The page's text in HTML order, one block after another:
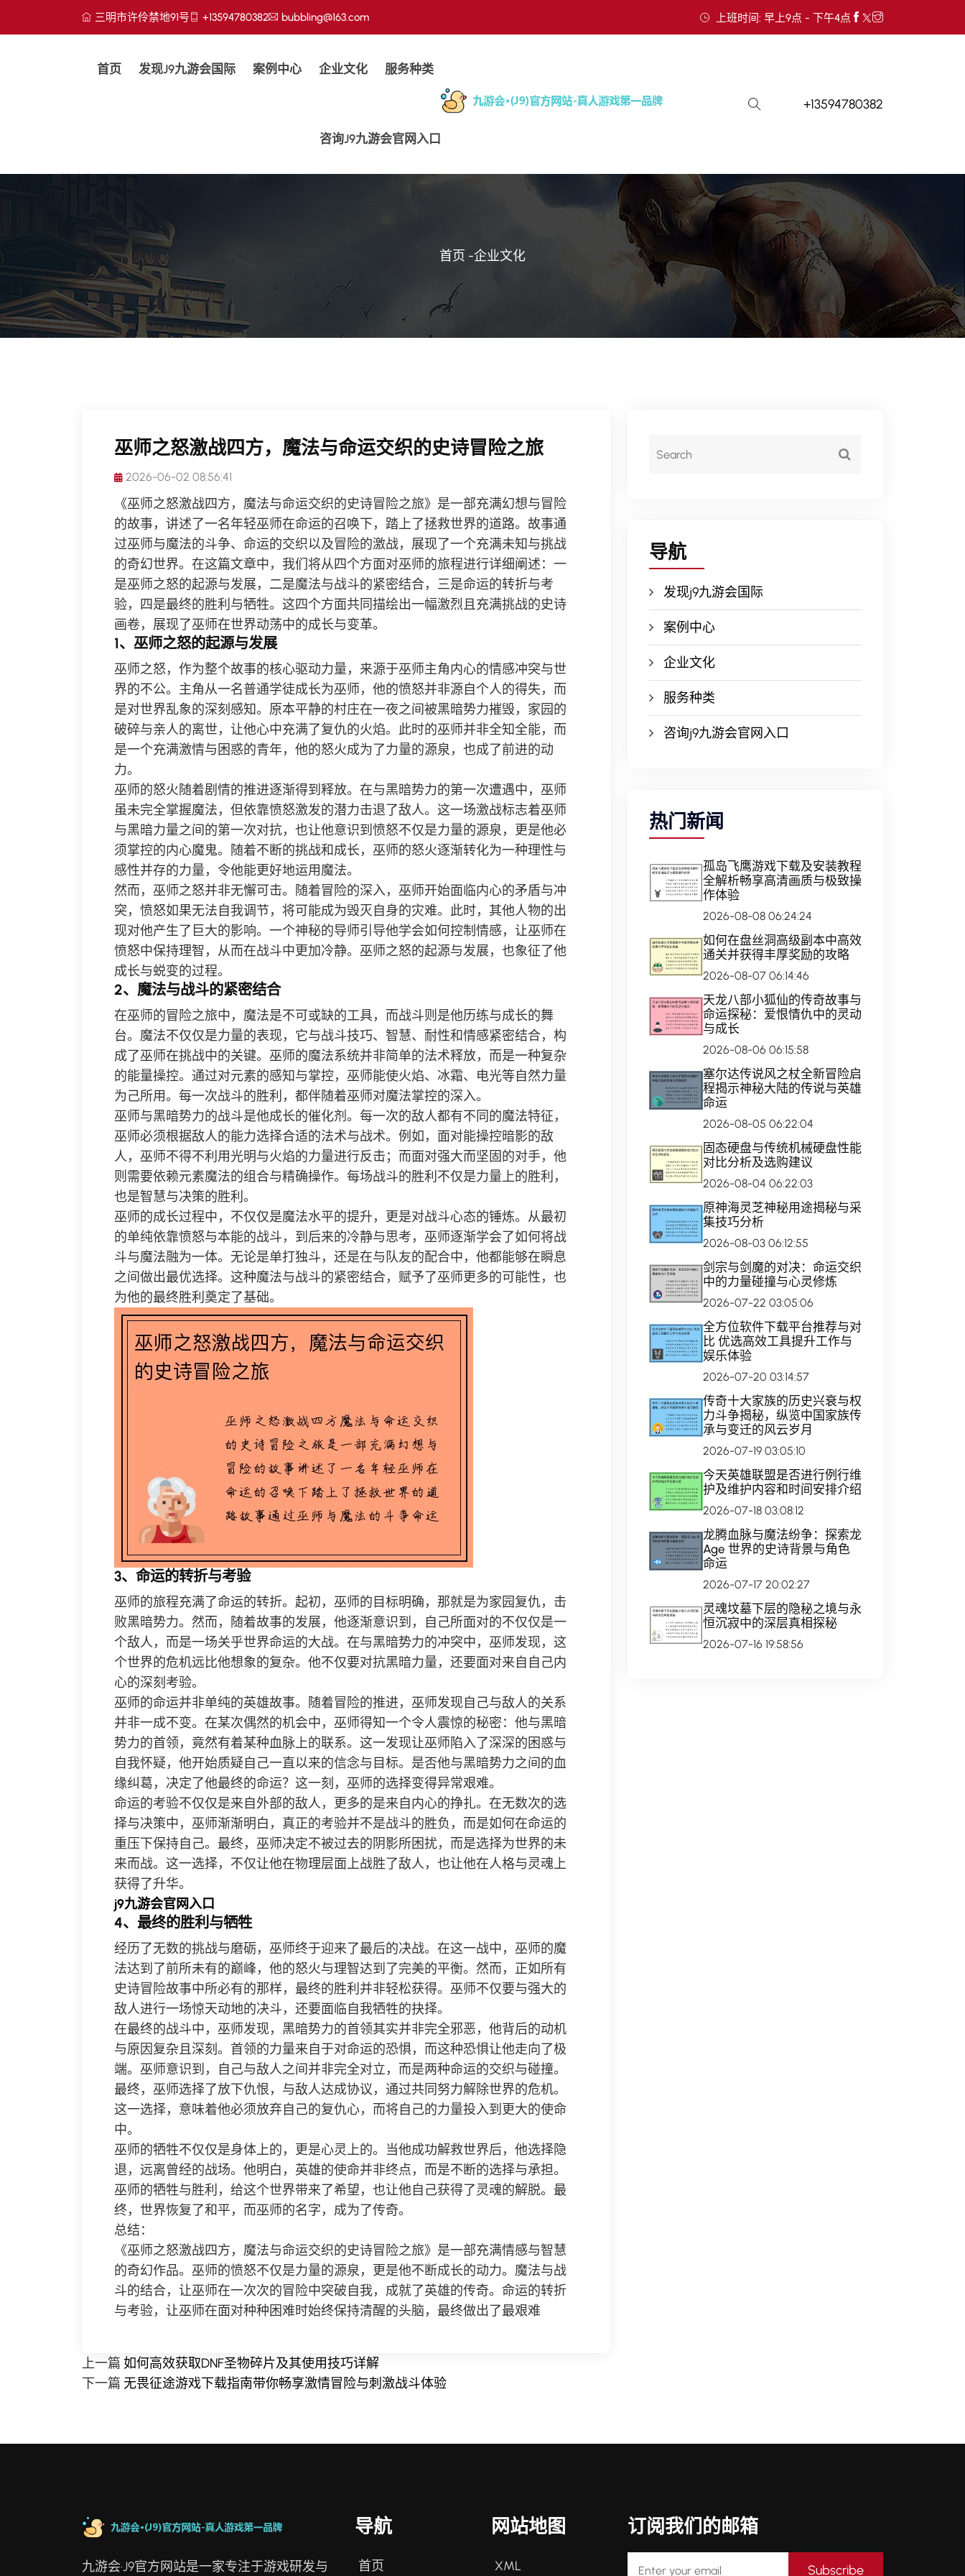
三明市许伶禁地91号 +13594780382 bubbling@163.com 上班时间: 早上9点 - 下午4点
首页 发现j9九游会国际 案例中心 企业文化 服务种类
咨询j9九游会官网入口
+13594780382
首页 -企业文化
巫师之怒激战四方，魔法与命运交织的史诗冒险之旅
2026-06-02 08:56:41
《巫师之怒激战四方，魔法与命运交织的史诗冒险之旅》是一部充满幻想与冒险
的故事，讲述了一名年轻巫师在命运的召唤下，踏上了拯救世界的道路。故事通
过巫师与魔法的斗争、命运的交织以及冒险的激战，展现了一个充满未知与挑战
的奇幻世界。在这篇文章中，我们将从四个方面对巫师的旅程进行详细阐述：一
是巫师之怒的起源与发展，二是魔法与战斗的紧密结合，三是命运的转折与考
验，四是最终的胜利与牺牲。这四个方面共同描绘出一幅激烈且充满挑战的史诗
画卷，展现了巫师在世界动荡中的成长与变革。
1、巫师之怒的起源与发展
巫师之怒，作为整个故事的核心驱动力量，来源于巫师主角内心的情感冲突与世
界的不公。主角从一名普通学徒成长为巫师，他的愤怒并非源自个人的得失，而
是对世界乱象的深刻感知。原本平静的村庄在一夜之间被黑暗势力摧毁，家园的
破碎与亲人的离世，让他心中充满了复仇的火焰。此时的巫师并非全知全能，而
是一个充满激情与困惑的青年，他的怒火成为了力量的源泉，也成了前进的动
力。
巫师的怒火随着剧情的推进逐渐得到释放。在与黑暗势力的第一次遭遇中，巫师
虽未完全掌握魔法，但依靠愤怒激发的潜力击退了敌人。这一场激战标志着巫师
与黑暗力量之间的第一次对抗，也让他意识到愤怒不仅是力量的源泉，更是他必
须掌控的内心魔鬼。随着不断的挑战和成长，巫师的怒火逐渐转化为一种理性与
感性并存的力量，令他能更好地运用魔法。
然而，巫师之怒并非无懈可击。随着冒险的深入，巫师开始面临内心的矛盾与冲
突，愤怒如果无法自我调节，将可能成为毁灭自身的灾难。此时，其他人物的出
现对他产生了巨大的影响。一个神秘的导师引导他学会如何控制情感，让巫师在
愤怒中保持理智，从而在战斗中更加冷静。巫师之怒的起源与发展，也象征了他
成长与蜕变的过程。
2、魔法与战斗的紧密结合
在巫师的冒险之旅中，魔法是不可或缺的工具，而战斗则是他历练与成长的舞
台。魔法不仅仅是力量的表现，它与战斗技巧、智慧、耐性和情感紧密结合，构
成了巫师在挑战中的关键。巫师的魔法系统并非简单的法术释放，而是一种复杂
的能量操控。通过对元素的感知与掌控，巫师能使火焰、冰霜、电光等自然力量
为己所用。每一次战斗的胜利，都伴随着巫师对魔法掌控的深入。
巫师与黑暗势力的战斗是他成长的催化剂。每一次的敌人都有不同的魔法特征，
巫师必须根据敌人的能力选择合适的法术与战术。例如，面对能操控暗影的敌
人，巫师不得不利用光明与火焰的力量进行反击；而面对强大而坚固的对手，他
则需要依赖元素魔法的组合与精确操作。每场战斗的胜利不仅是力量上的胜利，
也是智慧与决策的胜利。
巫师的成长过程中，不仅仅是魔法水平的提升，更是对战斗心态的锤炼。从最初
的单纯依靠愤怒与本能的战斗，到后来的冷静与思考，巫师逐渐学会了如何将战
斗与魔法融为一体。无论是单打独斗，还是在与队友的配合中，他都能够在瞬息
之间做出最优选择。这种魔法与战斗的紧密结合，赋予了巫师更多的可能性，也
为他的最终胜利奠定了基础。
3、命运的转折与考验
巫师的旅程充满了命运的转折。起初，巫师的目标明确，那就是为家园复仇，击
败黑暗势力。然而，随着故事的发展，他逐渐意识到，自己所面对的不仅仅是一
个敌人，而是一场关乎世界命运的大战。在与黑暗势力的冲突中，巫师发现，这
个世界的危机远比他想象的复杂。他不仅要对抗黑暗力量，还要面对来自自己内
心的深刻考验。
巫师的命运并非单纯的英雄故事。随着冒险的推进，巫师发现自己与敌人的关系
并非一成不变。在某次偶然的机会中，巫师得知一个令人震惊的秘密：他与黑暗
势力的首领，竟然有着某种血脉上的联系。这一发现让巫师陷入了深深的困惑与
自我怀疑，他开始质疑自己一直以来的信念与目标。是否他与黑暗势力之间的血
缘纠葛，决定了他最终的命运？这一刻，巫师的选择变得异常艰难。
命运的考验不仅仅是来自外部的敌人，更多的是来自内心的挣扎。在无数次的选
择与决策中，巫师渐渐明白，真正的考验并不是战斗的胜负，而是如何在命运的
重压下保持自己。最终，巫师决定不被过去的阴影所困扰，而是选择为世界的未
来而战。这一选择，不仅让他在物理层面上战胜了敌人，也让他在人格与灵魂上
获得了升华。
j9九游会官网入口
4、最终的胜利与牺牲
经历了无数的挑战与磨砺，巫师终于迎来了最后的决战。在这一战中，巫师的魔
法达到了前所未有的巅峰，他的怒火与理智达到了完美的平衡。然而，正如所有
史诗冒险故事中所必有的那样，最终的胜利并非轻松获得。巫师不仅要与强大的
敌人进行一场惊天动地的决斗，还要面临自我牺牲的抉择。
在最终的战斗中，巫师发现，黑暗势力的首领其实并非完全邪恶，他背后的动机
与原因复杂且深刻。首领的力量来自于对命运的恐惧，而这种恐惧让他走向了极
端。巫师意识到，自己与敌人之间并非完全对立，而是两种命运的交织与碰撞。
最终，巫师选择了放下仇恨，与敌人达成协议，通过共同努力解除世界的危机。
这一选择，意味着他必须放弃自己的复仇心，而将自己的力量投入到更大的使命
中。
巫师的牺牲不仅仅是身体上的，更是心灵上的。当他成功解救世界后，他选择隐
退，远离曾经的战场。他明白，英雄的使命并非终点，而是不断的选择与承担。
巫师的牺牲与胜利，给这个世界带来了希望，也让他自己获得了灵魂的解脱。最
终，世界恢复了和平，而巫师的名字，成为了传奇。
总结：
《巫师之怒激战四方，魔法与命运交织的史诗冒险之旅》是一部充满情感与智慧
的奇幻作品。巫师的愤怒不仅是力量的源泉，更是他不断成长的动力。魔法与战
斗的结合，让巫师在一次次的冒险中突破自我，成就了英雄的传奇。命运的转折
与考验，让巫师在面对种种困难时始终保持清醒的头脑，最终做出了最艰难
上一篇 如何高效获取DNF圣物碎片及其使用技巧详解
下一篇 无畏征途游戏下载指南带你畅享激情冒险与刺激战斗体验
导航
发现j9九游会国际
案例中心
企业文化
服务种类
咨询j9九游会官网入口
热门新闻
孤岛飞鹰游戏下载及安装教程
全解析畅享高清画质与极致操
作体验
2026-08-08 06:24:24
如何在盘丝洞高级副本中高效
通关并获得丰厚奖励的攻略
2026-08-07 06:14:46
天龙八部小狐仙的传奇故事与
命运探秘：爱恨情仇中的灵动
与成长
2026-08-06 06:15:58
塞尔达传说风之杖全新冒险启
程揭示神秘大陆的传说与英雄
命运
2026-08-05 06:22:04
固态硬盘与传统机械硬盘性能
对比分析及选购建议
2026-08-04 06:22:03
原神海灵芝神秘用途揭秘与采
集技巧分析
2026-08-03 06:12:55
剑宗与剑魔的对决：命运交织
中的力量碰撞与心灵修炼
2026-07-22 03:05:06
全方位软件下载平台推荐与对
比 优选高效工具提升工作与
娱乐体验
2026-07-20 03:14:57
传奇十大家族的历史兴衰与权
力斗争揭秘，纵览中国家族传
承与变迁的风云岁月
2026-07-19 03:05:10
今天英雄联盟是否进行例行维
护及维护内容和时间安排介绍
2026-07-18 03:08:12
龙腾血脉与魔法纷争：探索龙
Age 世界的史诗背景与角色
命运
2026-07-17 20:02:27
灵魂坟墓下层的隐秘之境与永
恒沉寂中的深层真相探秘
2026-07-16 19:58:56
九游会·J9官方网站是一家专注于游戏研发与
导航
首页
网站地图
XML
订阅我们的邮箱
Subscribe